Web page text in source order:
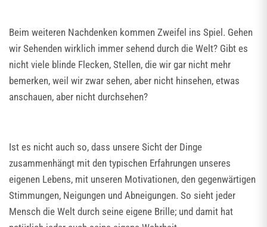
Beim weiteren Nachdenken kommen Zweifel ins Spiel. Gehen
wir Sehenden wirklich immer sehend durch die Welt? Gibt es
nicht viele blinde Flecken, Stellen, die wir gar nicht mehr
bemerken, weil wir zwar sehen, aber nicht hinsehen, etwas
anschauen, aber nicht durchsehen?
Ist es nicht auch so, dass unsere Sicht der Dinge
zusammenhängt mit den typischen Erfahrungen unseres
eigenen Lebens, mit unseren Motivationen, den gegenwärtigen
Stimmungen, Neigungen und Abneigungen. So sieht jeder
Mensch die Welt durch seine eigene Brille; und damit hat